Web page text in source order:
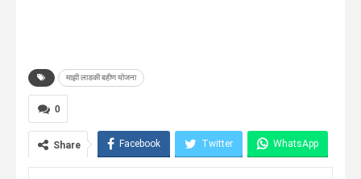
माझी लाडकी बहीण योजना
0
Share Facebook Twitter WhatsApp